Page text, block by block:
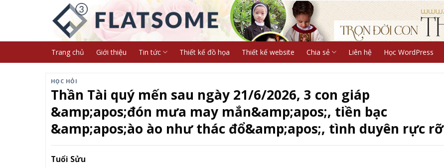
Trang chủ Giới thiệu Tin tức Thiết kế đồ họa Thiết kế website Chia sẻ Liên hệ Học WordPress
HỌC HỎI
Thần Tài quý mến sau ngày 21/6/2026, 3 con giáp
&amp;apos;đón mưa may mắn&amp;apos;, tiền bạc
&amp;apos;ào ào như thác đổ&amp;apos;, tình duyên rực rỡ
Tuổi Sửu